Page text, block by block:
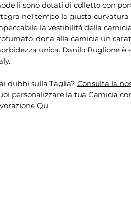
sono dotati di colletto con
nel tempo la giusta
la vestibilità della
dona alla camicia un
unica. Danilo Buglione è
dubbi sulla Taglia? Consulta la
personalizzare la tua Camicia
Qui